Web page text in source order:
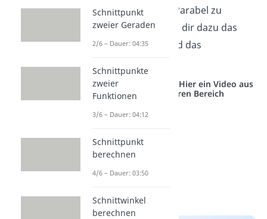
Nullstellen einer Parabel zu
berechnen. Schau dir dazu das
Ausklammern
und das
Studyflix vernetzt: Hier ein Video aus
einem anderen Bereich
Schnittpunkt
zweier Geraden
2/6 – Dauer: 04:35
Schnittpunkte
zweier
Funktionen
3/6 – Dauer: 04:12
Schnittpunkt
berechnen
4/6 – Dauer: 03:50
Schnittwinkel
berechnen